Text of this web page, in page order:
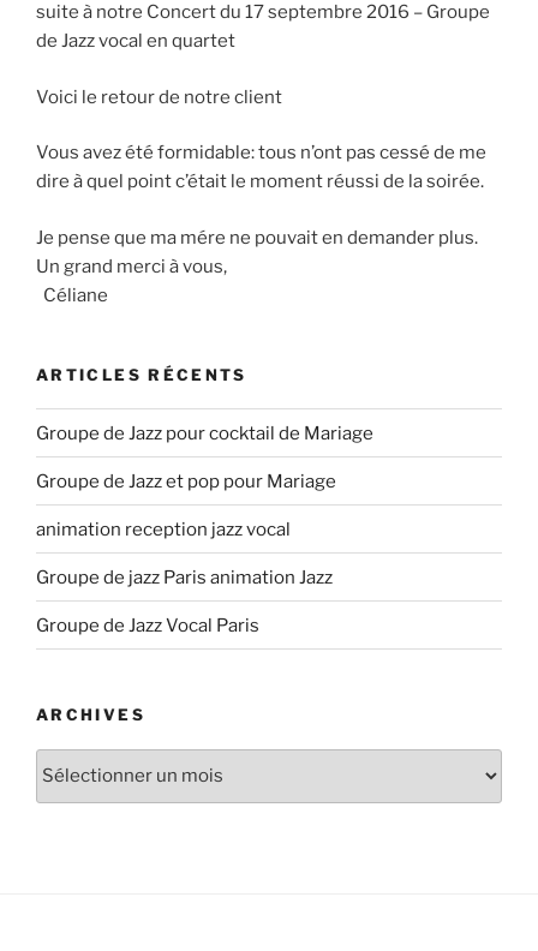
suite à notre Concert du 17 septembre 2016 – Groupe
de Jazz vocal en quartet
Voici le retour de notre client
Vous avez été formidable: tous n’ont pas cessé de me
dire à quel point c’était le moment réussi de la soirée.
Je pense que ma mére ne pouvait en demander plus.
Un grand merci à vous,
Céliane
ARTICLES RÉCENTS
Groupe de Jazz pour cocktail de Mariage
Groupe de Jazz et pop pour Mariage
animation reception jazz vocal
Groupe de jazz Paris animation Jazz
Groupe de Jazz Vocal Paris
ARCHIVES
Archives